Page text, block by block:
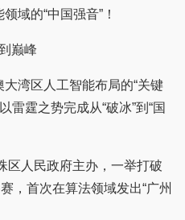
域的“中国强音”！
巅峰
区人工智能布局的“关键
雷霆之势完成从“破冰”到“国
人民政府主办，一举打破
，首次在算法领域发出“广州